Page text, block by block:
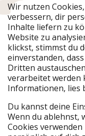
Urlaubspiraten ist
Unsere Märkte
PiratinViaggio
VakantiePiraten
VoyagesPirates
Urlaubspiraten
Unsere Gruppe
HolidayPirates
Wir nutzen
verbessern, dir
Inhalte liefern zu
Website zu
klickst, stimmst du
einverstanden,
Dritten
verarbeitet werden
Informationen, lies
Du kannst deine
Wenn du ablehnst,
Cookies